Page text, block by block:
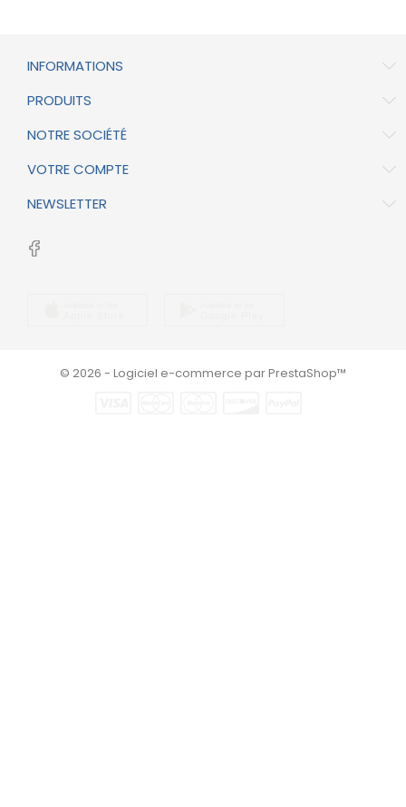
INFORMATIONS
PRODUITS
NOTRE SOCIÉTÉ
VOTRE COMPTE
NEWSLETTER
© 2026 - Logiciel e-commerce par PrestaShop™